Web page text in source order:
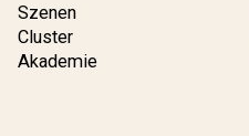
Szenen
Cluster
Akademie